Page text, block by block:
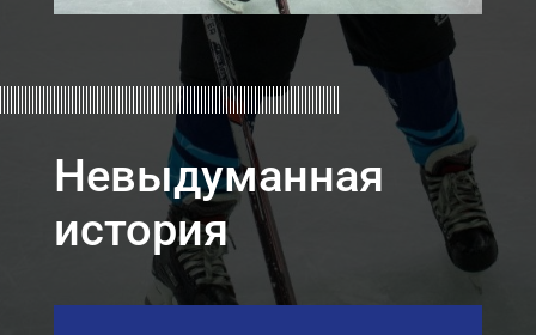
Невыдуманная
история